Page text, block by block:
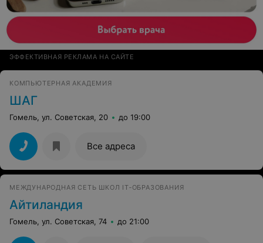
ЭФФЕКТИВНАЯ РЕКЛАМА НА САЙТЕ
КОМПЬЮТЕРНАЯ АКАДЕМИЯ
ШАГ
Гомель, ул. Советская, 20 до 19:00
Все адреса
МЕЖДУНАРОДНАЯ СЕТЬ ШКОЛ IT‑ОБРАЗОВАНИЯ
Айтиландия
Гомель, ул. Советская, 74 до 21:00